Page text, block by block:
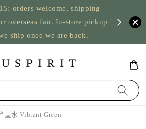
orders welcome, shipping
overseas fair. In-store pickup
ship once we are back.
US
墨水 Vibrant Green